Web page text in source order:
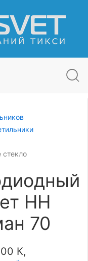
Свет НН ССдУ 01
стекло
НН
70
К,